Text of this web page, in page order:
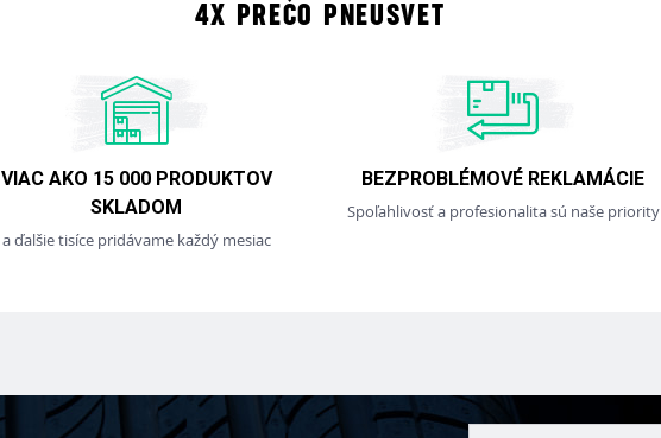
4X PREČO PNEUSVET
VIAC AKO 15 000 PRODUKTOV
SKLADOM
a ďalšie tisíce pridávame každý mesiac
BEZPROBLÉMOVÉ REKLAMÁCIE
Spoľahlivosť a profesionalita sú naše priority